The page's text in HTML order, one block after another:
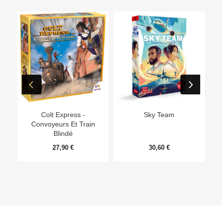
Colt Express -
Convoyeurs Et Train
Blindé
27,90 €
Sky Team
30,60 €